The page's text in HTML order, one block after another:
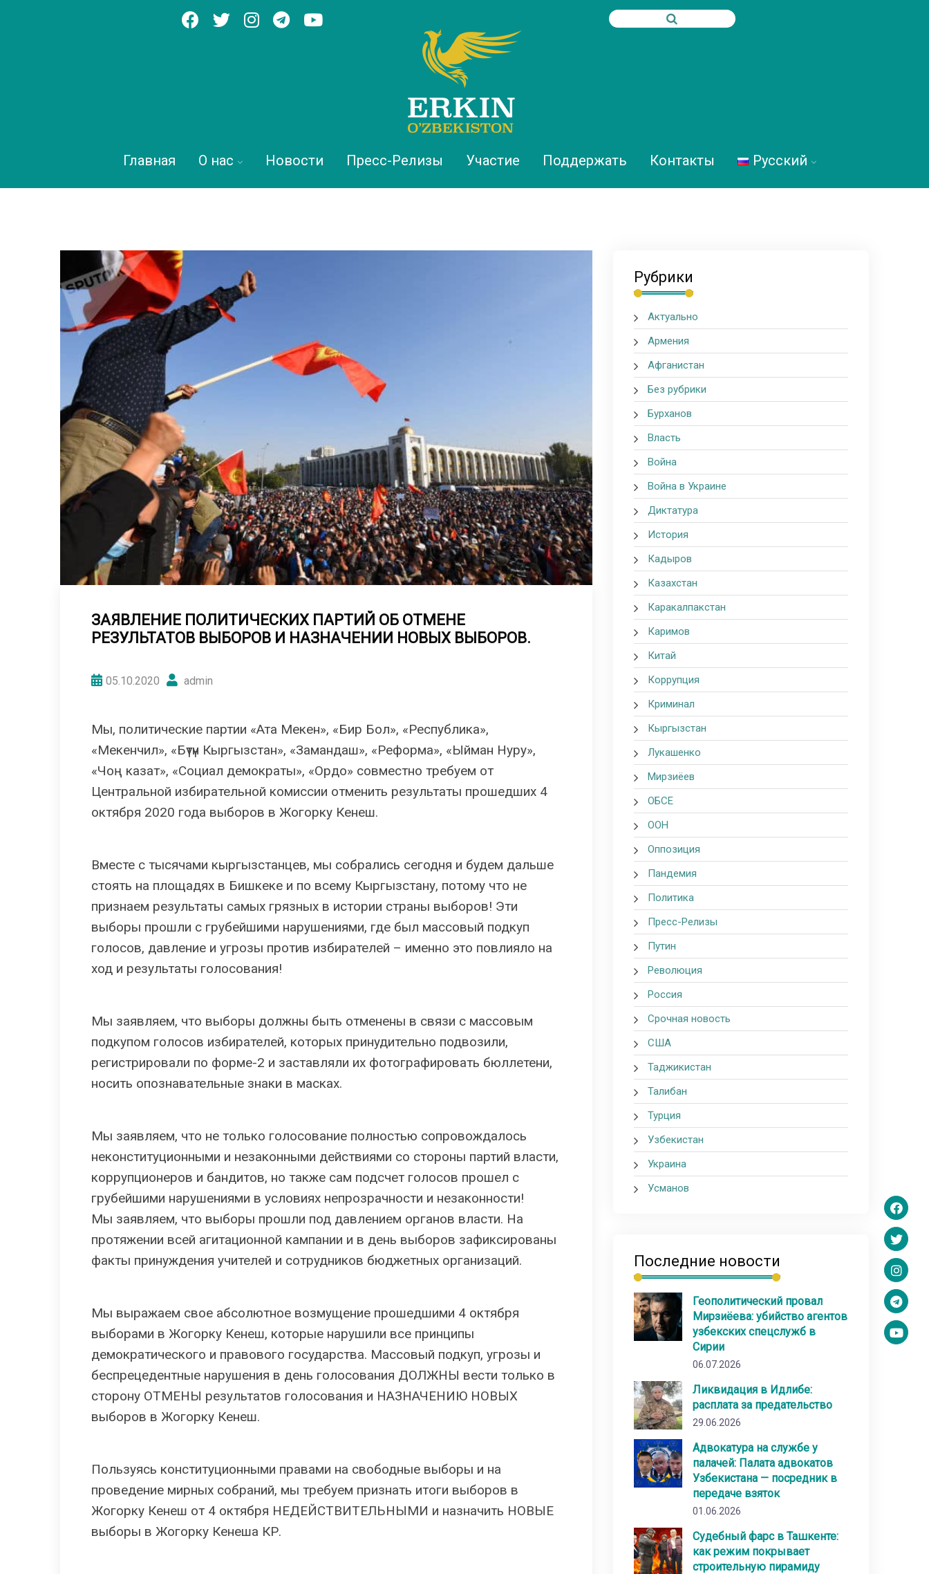
Главная О нас Новости Пресс-Релизы Участие Поддержать Контакты Русский
ЗАЯВЛЕНИЕ ПОЛИТИЧЕСКИХ ПАРТИЙ ОБ ОТМЕНЕ
РЕЗУЛЬТАТОВ ВЫБОРОВ И НАЗНАЧЕНИИ НОВЫХ ВЫБОРОВ.
05.10.2020 admin
Мы, политические партии «Ата Мекен», «Бир Бол», «Республика»,
«Мекенчил», «Бүтүн Кыргызстан», «Замандаш», «Реформа», «Ыйман Нуру»,
«Чоң казат», «Социал демократы», «Ордо» совместно требуем от
Центральной избирательной комиссии отменить результаты прошедших 4
октября 2020 года выборов в Жогорку Кенеш.
Вместе с тысячами кыргызстанцев, мы собрались сегодня и будем дальше
стоять на площадях в Бишкеке и по всему Кыргызстану, потому что не
признаем результаты самых грязных в истории страны выборов! Эти
выборы прошли с грубейшими нарушениями, где был массовый подкуп
голосов, давление и угрозы против избирателей – именно это повлияло на
ход и результаты голосования!
Мы заявляем, что выборы должны быть отменены в связи с массовым
подкупом голосов избирателей, которых принудительно подвозили,
регистрировали по форме-2 и заставляли их фотографировать бюллетени,
носить опознавательные знаки в масках.
Мы заявляем, что не только голосование полностью сопровождалось
неконституционными и незаконными действиями со стороны партий власти,
коррупционеров и бандитов, но также сам подсчет голосов прошел с
грубейшими нарушениями в условиях непрозрачности и незаконности!
Мы заявляем, что выборы прошли под давлением органов власти. На
протяжении всей агитационной кампании и в день выборов зафиксированы
факты принуждения учителей и сотрудников бюджетных организаций.
Мы выражаем свое абсолютное возмущение прошедшими 4 октября
выборами в Жогорку Кенеш, которые нарушили все принципы
демократического и правового государства. Массовый подкуп, угрозы и
беспрецедентные нарушения в день голосования ДОЛЖНЫ вести только в
сторону ОТМЕНЫ результатов голосования и НАЗНАЧЕНИЮ НОВЫХ
выборов в Жогорку Кенеш.
Пользуясь конституционными правами на свободные выборы и на
проведение мирных собраний, мы требуем признать итоги выборов в
Жогорку Кенеш от 4 октября НЕДЕЙСТВИТЕЛЬНЫМИ и назначить НОВЫЕ
выборы в Жогорку Кенеша КР.
Рубрики
Актуально
Армения
Афганистан
Без рубрики
Бурханов
Власть
Война
Война в Украине
Диктатура
История
Кадыров
Казахстан
Каракалпакстан
Каримов
Китай
Коррупция
Криминал
Кыргызстан
Лукашенко
Мирзиёев
ОБСЕ
ООН
Оппозиция
Пандемия
Политика
Пресс-Релизы
Путин
Революция
Россия
Срочная новость
США
Таджикистан
Талибан
Турция
Узбекистан
Украина
Усманов
Последние новости
Геополитический провал
Мирзиёева: убийство агентов
узбекских спецслужб в
Сирии
06.07.2026
Ликвидация в Идлибе:
расплата за предательство
29.06.2026
Адвокатура на службе у
палачей: Палата адвокатов
Узбекистана — посредник в
передаче взяток
01.06.2026
Судебный фарс в Ташкенте:
как режим покрывает
строительную пирамиду